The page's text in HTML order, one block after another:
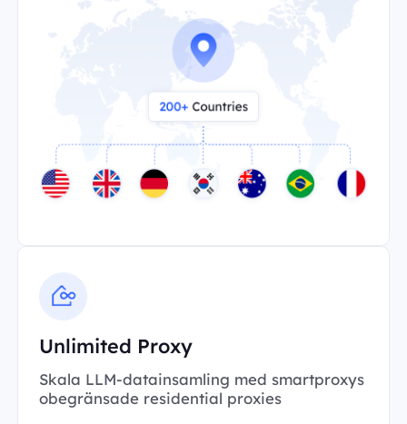
Unlimited Proxy
Skala LLM-datainsamling med smartproxys
obegränsade residential proxies